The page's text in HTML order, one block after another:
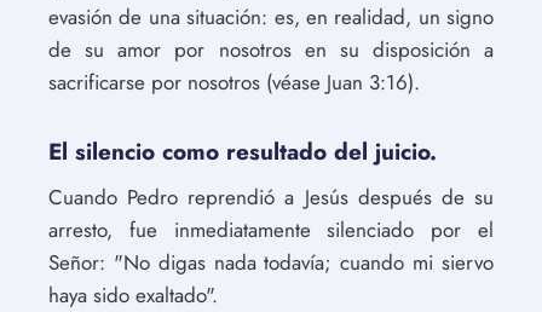
evasión de una situación: es, en realidad, un signo
de su amor por nosotros en su disposición a
sacrificarse por nosotros (véase Juan 3:16).
El silencio como resultado del juicio.
Cuando Pedro reprendió a Jesús después de su
arresto, fue inmediatamente silenciado por el
Señor: "No digas nada todavía; cuando mi siervo
haya sido exaltado".